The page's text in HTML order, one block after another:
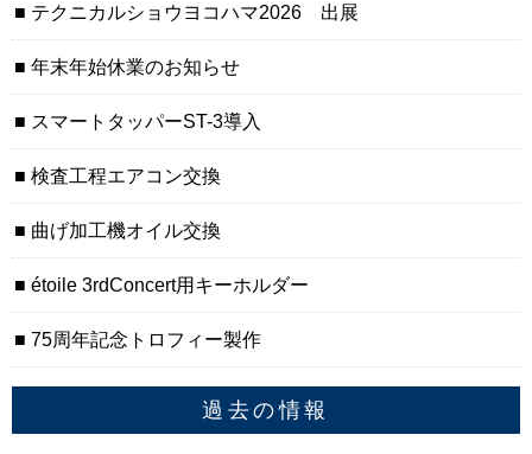
テクニカルショウヨコハマ2026 出展
年末年始休業のお知らせ
スマートタッパーST-3導入
検査工程エアコン交換
曲げ加工機オイル交換
étoile 3rdConcert用キーホルダー
75周年記念トロフィー製作
過去の情報